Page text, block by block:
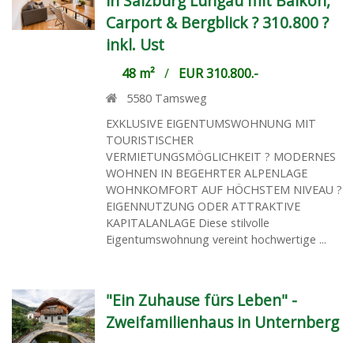
Carport & Bergblick ? 310.800 ?
inkl. Ust
48 m²/ EUR 310.800.-
5580 Tamsweg
EXKLUSIVE EIGENTUMSWOHNUNG MIT
TOURISTISCHER
VERMIETUNGSMÖGLICHKEIT ? MODERNES
WOHNEN IN BEGEHRTER ALPENLAGE
WOHNKOMFORT AUF HÖCHSTEM NIVEAU ?
EIGENNUTZUNG ODER ATTRAKTIVE
KAPITALANLAGE Diese stilvolle
Eigentumswohnung vereint hochwertige ...
"Ein Zuhause fürs Leben" -
Zweifamilienhaus in Unternberg